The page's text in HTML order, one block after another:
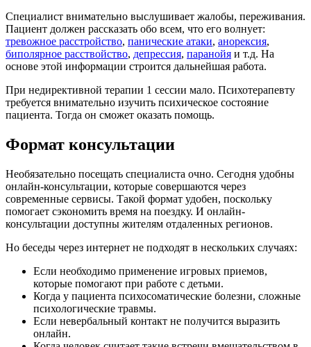
Специалист внимательно выслушивает жалобы, переживания.
Пациент должен рассказать обо всем, что его волнует:
тревожное расстройство, панические атаки, анорексия,
биполярное расствойство, депрессия, паранойя и т.д. На
основе этой информации строится дальнейшая работа.
При недирективной терапии 1 сессии мало. Психотерапевту
требуется внимательно изучить психическое состояние
пациента. Тогда он сможет оказать помощь.
Формат консультации
Необязательно посещать специалиста очно. Сегодня удобны
онлайн-консультации, которые совершаются через
современные сервисы. Такой формат удобен, поскольку
помогает сэкономить время на поездку. И онлайн-
консультации доступны жителям отдаленных регионов.
Но беседы через интернет не подходят в нескольких случаях:
Если необходимо применение игровых приемов,
которые помогают при работе с детьми.
Когда у пациента психосоматические болезни, сложные
психологические травмы.
Если невербальный контакт не получится выразить
онлайн.